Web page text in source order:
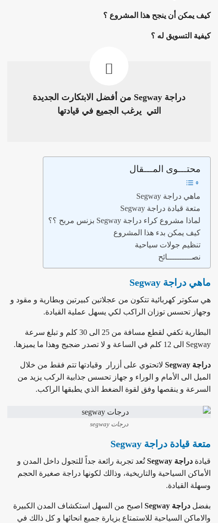
كيف يمكن أن ينجح هذا المشروع ؟
كيفية التسويق له ؟
دراجة Segway من أفضل الابتكارت الجديدة
التي يرغب الجميع في قيادتها
محتـــوى المـــقال
ماهي دراجة Segway
متعة قيادة دراجة Segway
لماذا مشروع كراء دراجة Segway بزنس مربح ؟؟
كيف يمكن بدء هذا المشروع
تنظيم جولات سياحية
نصــــــــــائح
ماهي دراجة Segway
هي سكوتر كهربائية تتكون من عجلاتين كبيرتين وبطارية و مقود و
وجهاز تحسس توزان الراكب لكي يسهل عملية القيادة.
البطارية تكفي لقطع مسافة من 25 الى 30 كلم و تبلغ سرعة
Segway الى 12 كلم في الساعة و لا تصدر ضجيج وهذا ما يميزها.
دراجة Segway
لاتحتوي على أزرار وقيادتها تتم فقط من خلال
الميل الى الأمام و الوراء و جهاز تحسس جذابية الركب يزيد من
السرعة و ينقصها وفق لقوة الضغط الذي يطبقها الراكب.
درجات segway
متعة قيادة دراجة Segway
قيادة دراجة Segway
تُعد تجربة رائعة جداً للتجول داخل المدن و
الأماكن السياحية والتاريخية، وذالك لكونها دراجة صغيرة الحجم
وسهلة القيادة.
بفضل دراجة Segway
اصبح من السهل استكشاف المدن الكبيرة
والاماكن السياحية للاستمتاع بزيارة جميع انحائها و كل ذالك في